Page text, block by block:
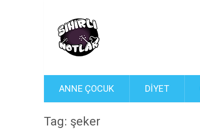
ANNE ÇOCUK DIYET
Tag: şeker